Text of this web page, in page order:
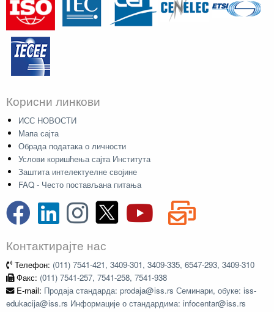
Корисни линкови
ИСС НОВОСТИ
Мапа сајта
Обрада података о личности
Услови коришћења сајта Института
Заштита интелектуелне својине
FAQ - Често постављана питања
Контактирајте нас
Телефон: (011) 7541-421, 3409-301, 3409-335, 6547-293, 3409-310
Факс: (011) 7541-257, 7541-258, 7541-938
E-mail: Продаја стандарда: prodaja@iss.rs Семинари, обуке: iss-
edukacija@iss.rs Информације о стандардима: infocentar@iss.rs